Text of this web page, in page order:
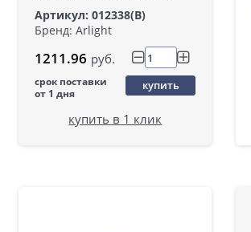
Артикул: 012338(B)
Бренд: Arlight
1211.96 руб.
срок поставки
от 1 дня
купить
купить в 1 клик